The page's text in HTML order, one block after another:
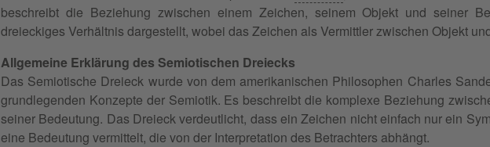
beschreibt die Beziehung zwischen einem Zeichen, seinem Objekt und seiner
dreieckiges Verhältnis dargestellt, wobei das Zeichen als Vermittler zwischen Objekt
Allgemeine Erklärung des Semiotischen Dreiecks
Das Semiotische Dreieck wurde von dem amerikanischen Philosophen Charles
grundlegenden Konzepte der Semiotik. Es beschreibt die komplexe Beziehung
seiner Bedeutung. Das Dreieck verdeutlicht, dass ein Zeichen nicht einfach nur ein
eine Bedeutung vermittelt, die von der Interpretation des Betrachters abhängt.